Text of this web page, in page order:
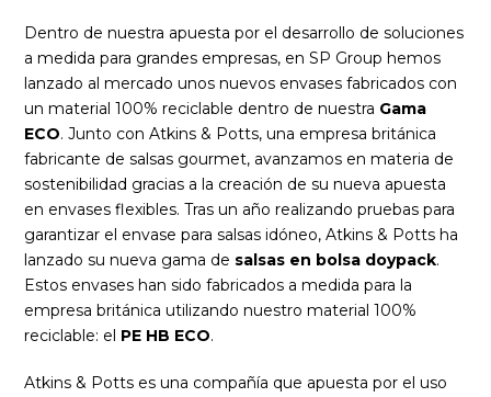
Dentro de nuestra apuesta por el desarrollo de soluciones
a medida para grandes empresas, en SP Group hemos
lanzado al mercado unos nuevos envases fabricados con
un material 100% reciclable dentro de nuestra Gama
ECO. Junto con Atkins & Potts, una empresa británica
fabricante de salsas gourmet, avanzamos en materia de
sostenibilidad gracias a la creación de su nueva apuesta
en envases flexibles. Tras un año realizando pruebas para
garantizar el envase para salsas idóneo, Atkins & Potts ha
lanzado su nueva gama de salsas en bolsa doypack.
Estos envases han sido fabricados a medida para la
empresa británica utilizando nuestro material 100%
reciclable: el PE HB ECO.
Atkins & Potts es una compañía que apuesta por el uso